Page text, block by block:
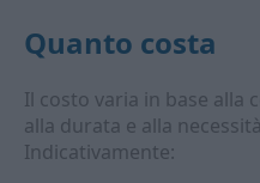
Quanto costa
Il costo varia in base alla
alla durata e alla
Indicativamente: